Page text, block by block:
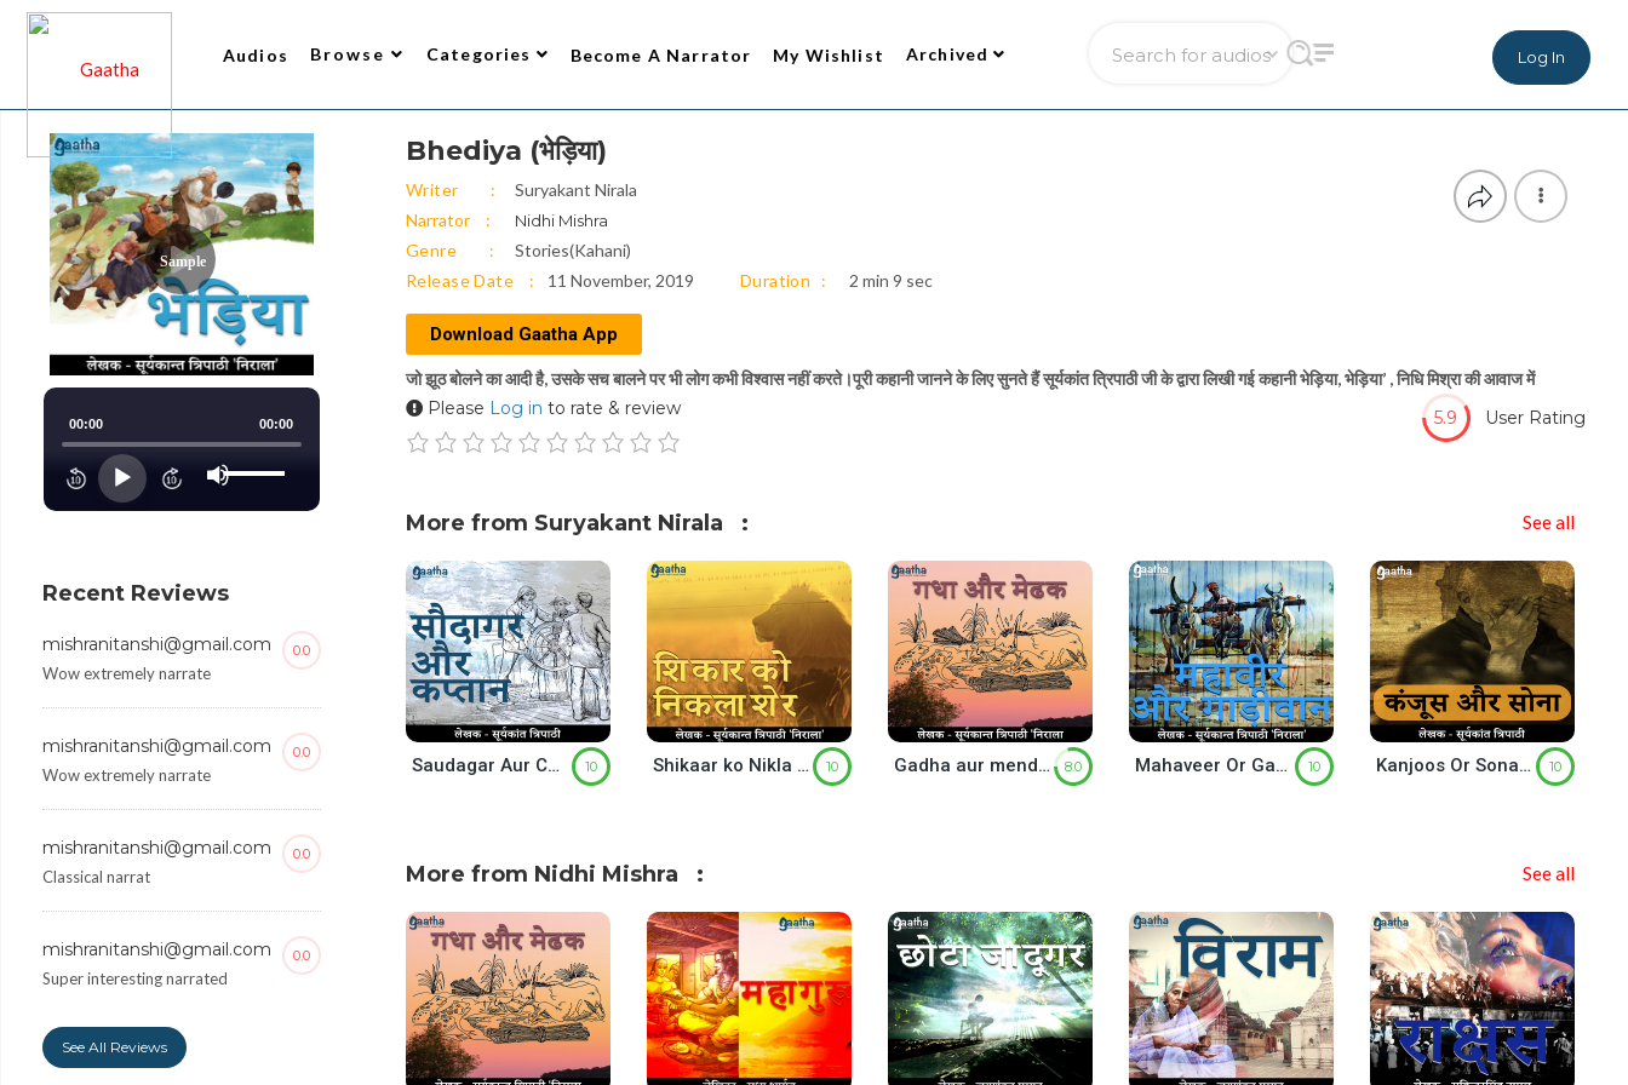
Audios Browse Categories Become A Narrator My Wishlist Archived
Writer
All Audios 2
Narrator
Trending
Top Rated
New Arrivals
Gaatha’s Choice
Log In
Sample
Audio
Player
00:00 00:00
Up/Down
Arrow
to
Recent Reviews
0.0
mishranitanshi@gmail.com
Wow extremely narrate
0.0
mishranitanshi@gmail.com
Wow extremely narrate
0.0
mishranitanshi@gmail.com
Classical narrat
0.0
mishranitanshi@gmail.com
Super interesting narrated
See All Reviews
Bhediya (भेड़िया)
Writer
Suryakant Nirala
Narrator
Nidhi Mishra
Genre
Stories(Kahani)
Release Date
11 November, 2019 Duration 2 min 9 sec
Download Gaatha App
जो झूठ बोलने का आदी है, उसके सच बालने पर भी लोग कभी विश्वास नहीं करते।पूरी कहानी जानने के लिए सुनते हैं सूर्यकांत त्रिपाठी जी के द्वारा लिखी गई कहानी भेड़िया, भेड़िया’ , निधि मिश्रा की आवाज में
Please Log in to rate & review User Rating
5.9
More from Suryakant Nirala See all
Saudagar Aur Captain ( सौदागर और कप्तान ) 10 Shikaar ko Nikla Sher (शिकार को निकला शेर) 10 Gadha aur mendhak (गधा और मेंढक ) 8.0 Mahaveer Or Gadivan ( महावीर और गाड़ीवान ) 10 Kanjoos Or Sona (सोना और कंजूस) 10
More from Nidhi Mishra See all